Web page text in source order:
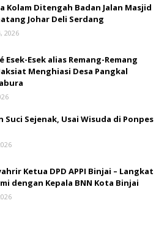
Kolam Ditengah Badan Jalan Masjid
Johar Deli Serdang
2026
Esek-Esek alias Remang-Remang
Menghiasi Desa Pangkal
Suci Sejenak, Usai Wisuda di Ponpes
Ketua DPD APPI Binjai – Langkat
dengan Kepala BNN Kota Binjai